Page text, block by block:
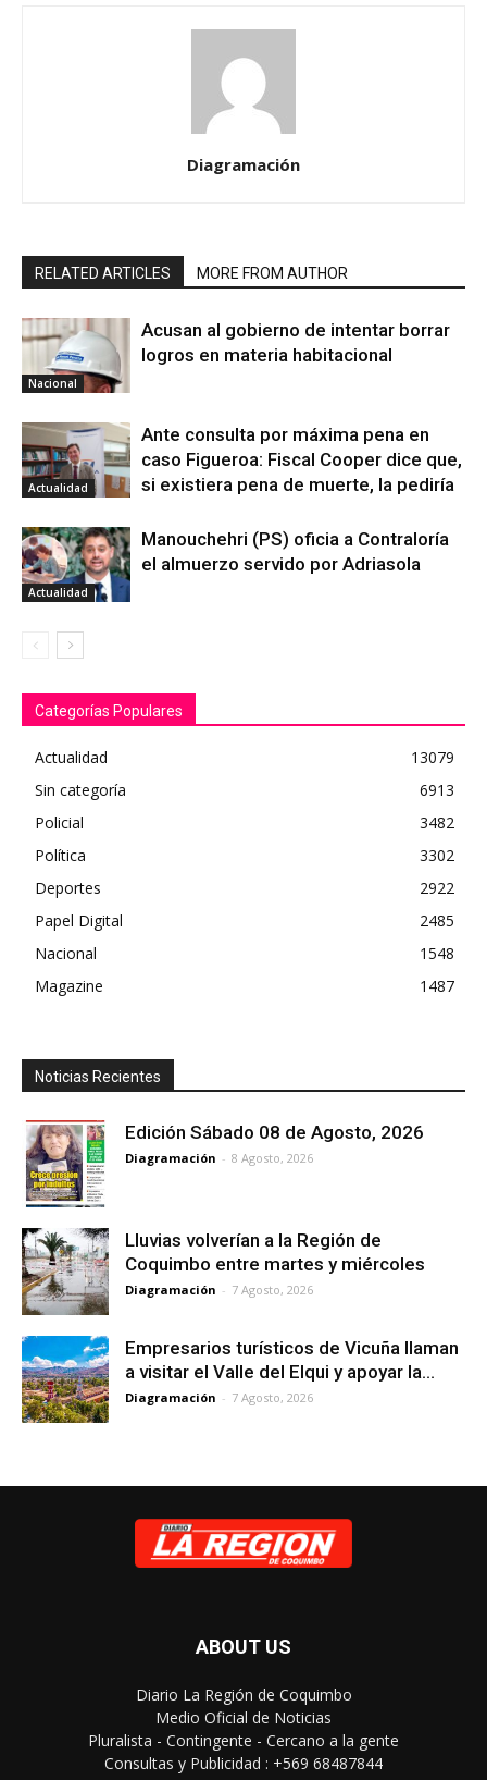
Diagramación
RELATED ARTICLES MORE FROM AUTHOR
Nacional
Acusan al gobierno de intentar borrar
logros en materia habitacional
Actualidad
Ante consulta por máxima pena en
caso Figueroa: Fiscal Cooper dice que,
si existiera pena de muerte, la pediría
Actualidad
Manouchehri (PS) oficia a Contraloría
el almuerzo servido por Adriasola
Categorías Populares
Actualidad
13079
Sin categoría
6913
Policial
3482
Política
3302
Deportes
2922
Papel Digital
2485
Nacional
1548
Magazine
1487
Noticias Recientes
Edición Sábado 08 de Agosto, 2026
Diagramación - 8 Agosto, 2026
Lluvias volverían a la Región de
Coquimbo entre martes y miércoles
Diagramación - 7 Agosto, 2026
Empresarios turísticos de Vicuña llaman
a visitar el Valle del Elqui y apoyar la...
Diagramación - 7 Agosto, 2026
ABOUT US
Diario La Región de Coquimbo
Medio Oficial de Noticias
Pluralista - Contingente - Cercano a la gente
Consultas y Publicidad : +569 68487844